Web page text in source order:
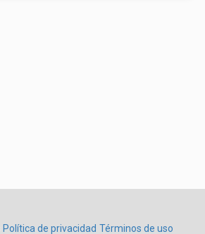
Política de privacidad Términos de uso